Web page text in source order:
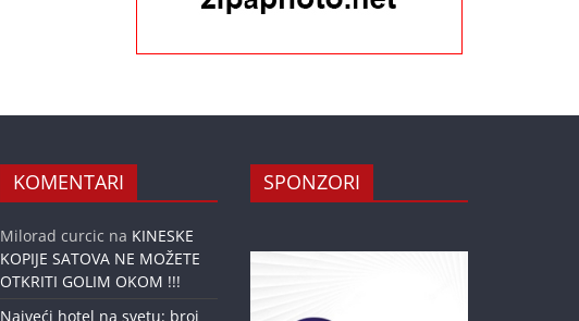
KOMENTARI
Milorad curcic na KINESKE
KOPIJE SATOVA NE MOŽETE
OTKRITI GOLIM OKOM !!!
Najveći hotel na svetu: broj
SPONZORI